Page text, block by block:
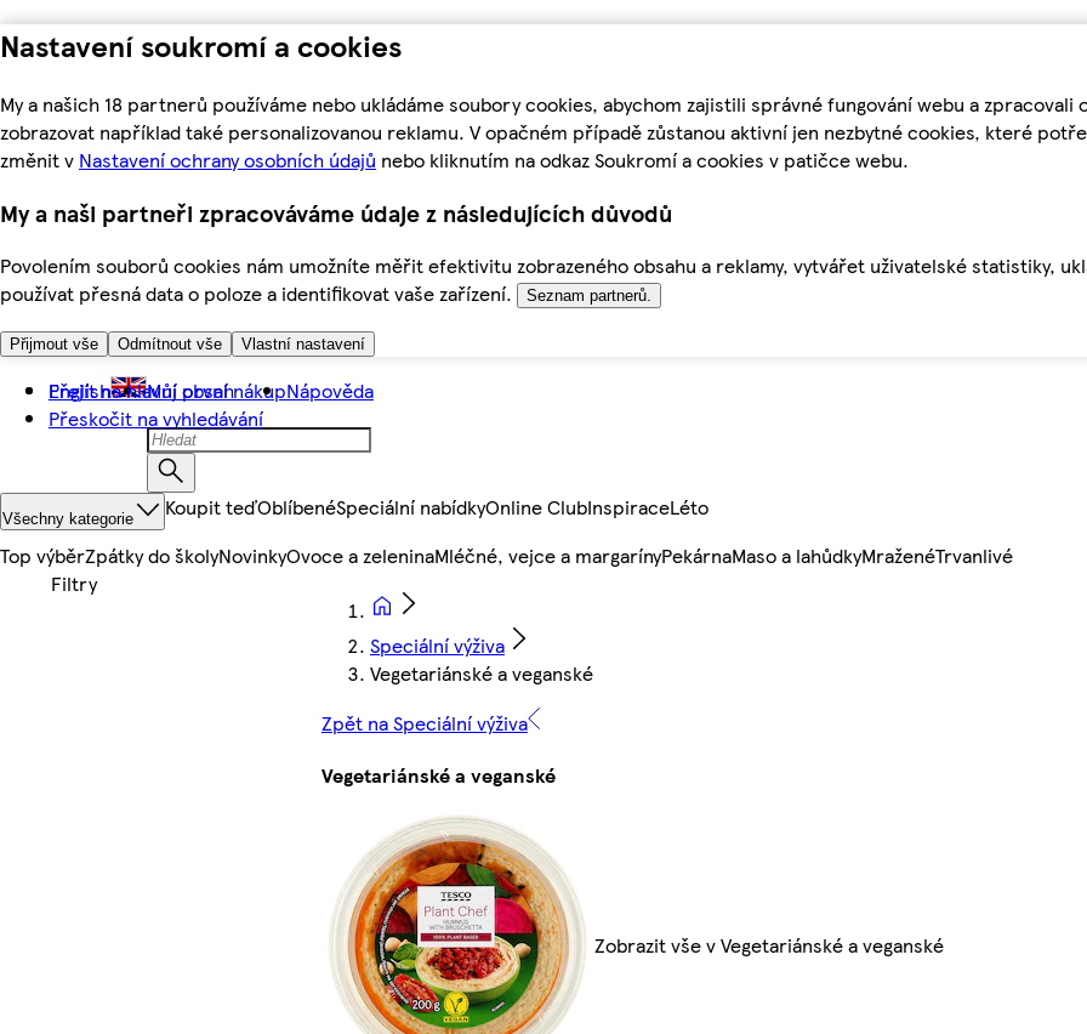
Nastavení soukromí a cookies
My a našich 18 partnerů používáme nebo ukládáme soubory cookies, abychom zajistili správné fungování webu a
zobrazovat například také personalizovanou reklamu. V opačném případě zůstanou aktivní jen nezbytné cookies, které
změnit v Nastavení ochrany osobních údajů nebo kliknutím na odkaz Soukromí a cookies v patičce webu.
My a naši partneři zpracováváme údaje z následujících důvodů
Povolením souborů cookies nám umožníte měřit efektivitu zobrazeného obsahu a reklamy, vytvářet uživatelské statistiky,
používat přesná data o poloze a identifikovat vaše zařízení.
Seznam partnerů.
Přijmout vše Odmítnout vše Vlastní nastavení
Přejít na hlavní obsah
Přeskočit na vyhledávání
English Můj první nákupNápověda
Všechny kategorie Koupit teďOblíbenéSpeciální nabídkyOnline ClubInspiraceLéto
Top výběrZpátky do školyNovinkyOvoce a zeleninaMléčné, vejce a margarínyPekárnaMaso a lahůdkyMraženéTrvanlivé
Speciální výživa
Vegetariánské a veganské
Zpět na Speciální výživa
Vegetariánské a veganské
Zobrazit vše v Vegetariánské a veganské